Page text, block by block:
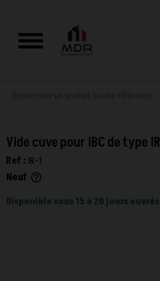
Vide cuve pour IBC de type IR
Ref : IR-1
Neuf help_outline
Disponible sous 15 à 20 jours ouvrés